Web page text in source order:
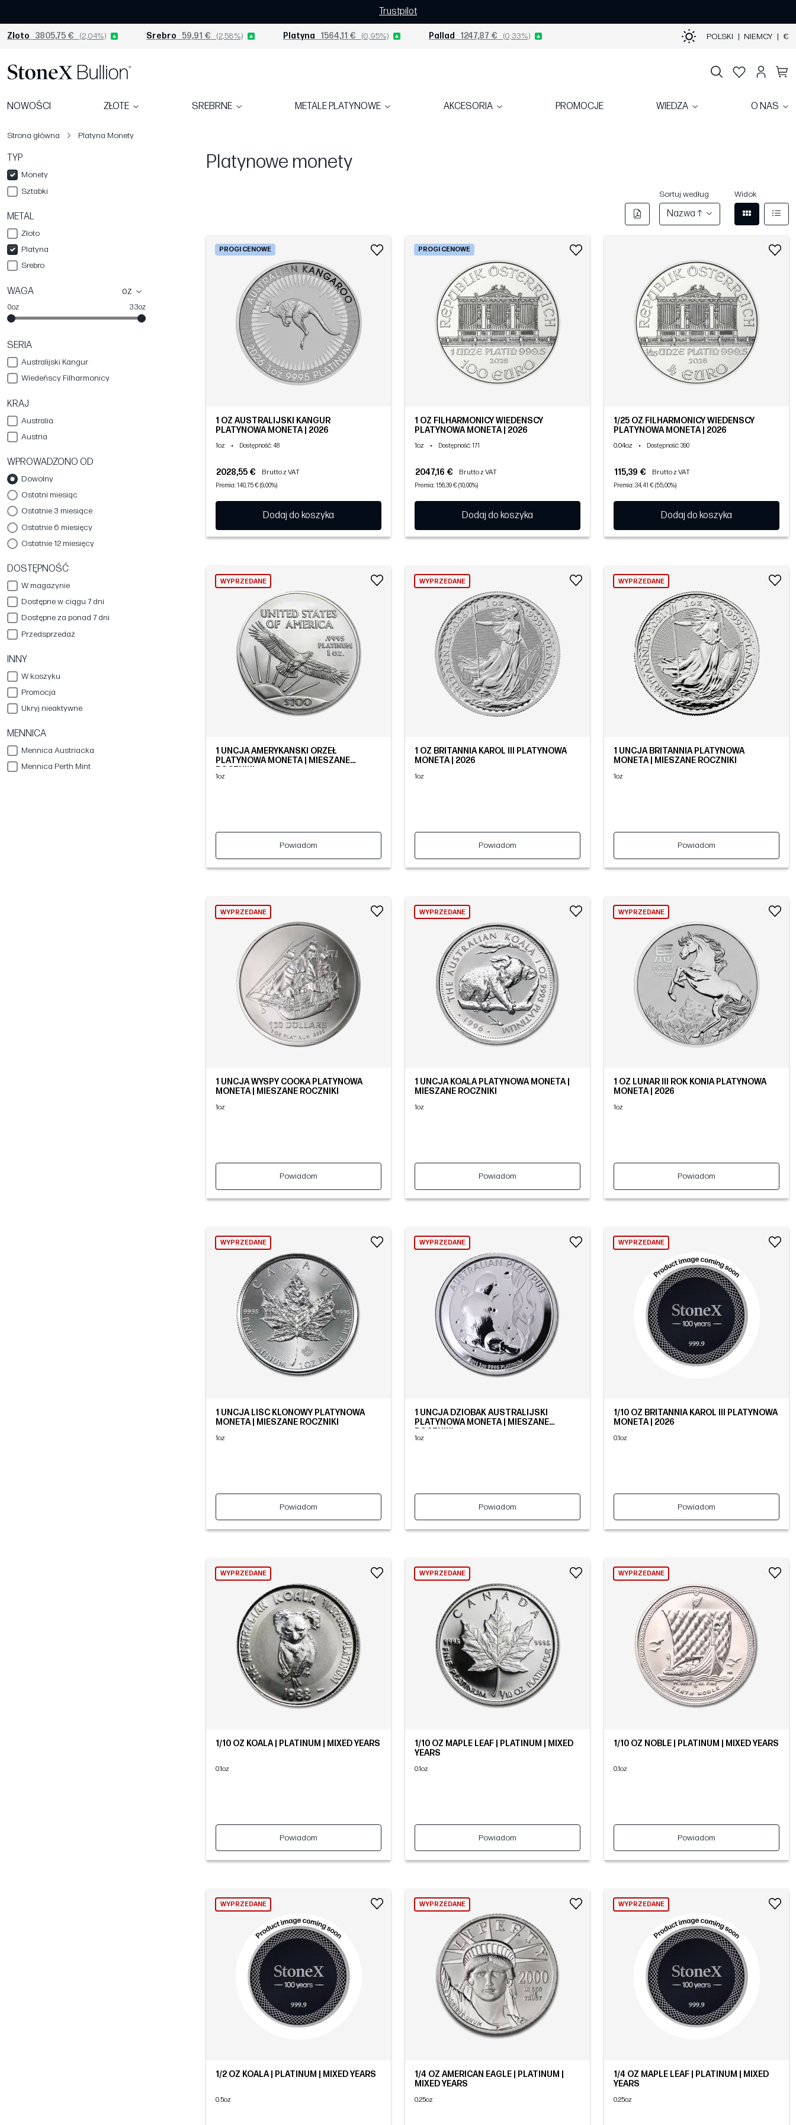
Trustpilot
Złoto 3805,75 € (2,04%) Srebro 59,91 € (2,58%) Platyna 1564,11 € (0,95%) Pallad 1247,87 € (0,33%) POLSKI | NIEMCY | €
NOWOŚCI ZŁOTE SREBRNE METALE PLATYNOWE AKCESORIA PROMOCJE WIEDZA O NAS
Strona główna Platyna Monety
TYP
Monety
Sztabki
METAL
Złoto
Platyna
Srebro
WAGA oz
0oz 33oz
SERIA
Australijski Kangur
Wiedeńscy Filharmonicy
KRAJ
Australia
Austria
WPROWADZONO OD
Dowolny
Ostatni miesiąc
Ostatnie 3 miesiące
Ostatnie 6 miesięcy
Ostatnie 12 miesięcy
DOSTĘPNOŚĆ
W magazynie
Dostępne w ciągu 7 dni
Dostępne za ponad 7 dni
Przedsprzedaż
INNY
W koszyku
Promocja
Ukryj nieaktywne
MENNICA
Mennica Austriacka
Mennica Perth Mint
Platynowe monety
Sortuj według
Nazwa ↑
Widok
PROGI CENOWE
1 OZ AUSTRALIJSKI KANGUR
PLATYNOWA MONETA | 2026
1oz • Dostępność: 48
2028,55 € Brutto z VAT
Premia: 140,75 € (9,00%)
Dodaj do koszyka
PROGI CENOWE
1 OZ FILHARMONICY WIEDEŃSCY
PLATYNOWA MONETA | 2026
1oz • Dostępność: 171
2047,16 € Brutto z VAT
Premia: 156,39 € (10,00%)
Dodaj do koszyka
1/25 OZ FILHARMONICY WIEDEŃSCY
PLATYNOWA MONETA | 2026
0.04oz • Dostępność: 390
115,39 € Brutto z VAT
Premia: 34,41 € (55,00%)
Dodaj do koszyka
WYPRZEDANE
1 UNCJA AMERYKAŃSKI ORZEŁ
PLATYNOWA MONETA | MIESZANE
ROCZNIKI
1oz
Powiadom
WYPRZEDANE
1 OZ BRITANNIA KAROL III PLATYNOWA
MONETA | 2026
1oz
Powiadom
WYPRZEDANE
1 UNCJA BRITANNIA PLATYNOWA
MONETA | MIESZANE ROCZNIKI
1oz
Powiadom
WYPRZEDANE
1 UNCJA WYSPY COOKA PLATYNOWA
MONETA | MIESZANE ROCZNIKI
1oz
Powiadom
WYPRZEDANE
1 UNCJA KOALA PLATYNOWA MONETA |
MIESZANE ROCZNIKI
1oz
Powiadom
WYPRZEDANE
1 OZ LUNAR III ROK KONIA PLATYNOWA
MONETA | 2026
1oz
Powiadom
WYPRZEDANE
1 UNCJA LIŚĆ KLONOWY PLATYNOWA
MONETA | MIESZANE ROCZNIKI
1oz
Powiadom
WYPRZEDANE
1 UNCJA DZIOBAK AUSTRALIJSKI
PLATYNOWA MONETA | MIESZANE
ROCZNIKI
1oz
Powiadom
WYPRZEDANE
1/10 OZ BRITANNIA KAROL III PLATYNOWA
MONETA | 2026
0.1oz
Powiadom
WYPRZEDANE
1/10 OZ KOALA | PLATINUM | MIXED YEARS
0.1oz
Powiadom
WYPRZEDANE
1/10 OZ MAPLE LEAF | PLATINUM | MIXED
YEARS
0.1oz
Powiadom
WYPRZEDANE
1/10 OZ NOBLE | PLATINUM | MIXED YEARS
0.1oz
Powiadom
WYPRZEDANE
1/2 OZ KOALA | PLATINUM | MIXED YEARS
0.5oz
WYPRZEDANE
1/4 OZ AMERICAN EAGLE | PLATINUM |
MIXED YEARS
0.25oz
WYPRZEDANE
1/4 OZ MAPLE LEAF | PLATINUM | MIXED
YEARS
0.25oz